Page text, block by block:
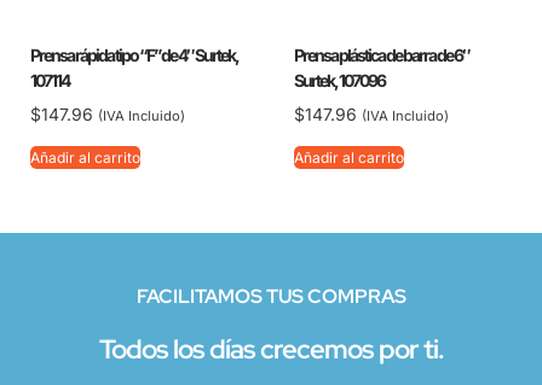
Prensa rápida tipo “F” de 4″ Surtek,
107114
$147.96 (IVA Incluido)
Añadir al carrito
Prensa plástica de barra de 6″
Surtek, 107096
$147.96 (IVA Incluido)
Añadir al carrito
FACILITAMOS TUS COMPRAS
Todos los días crecemos por ti.